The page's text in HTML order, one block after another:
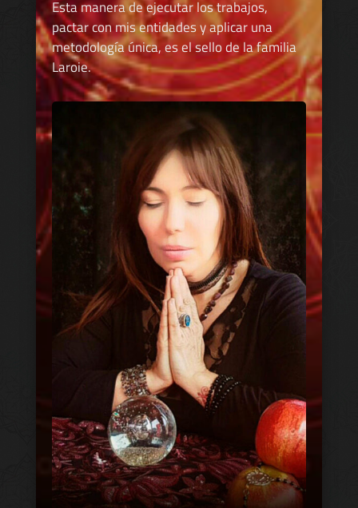
Esta manera de ejecutar los trabajos,
pactar con mis entidades y aplicar una
metodología única, es el sello de la familia
Laroie.